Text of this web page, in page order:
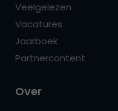
Veelgelezen
Vacatures
Jaarboek
Partnercontent
Over